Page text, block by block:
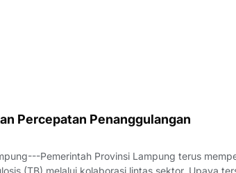
Percepatan Penanggulangan
Pemerintah Provinsi Lampung terus
(TB) melalui kolaborasi lintas sektor. Upaya